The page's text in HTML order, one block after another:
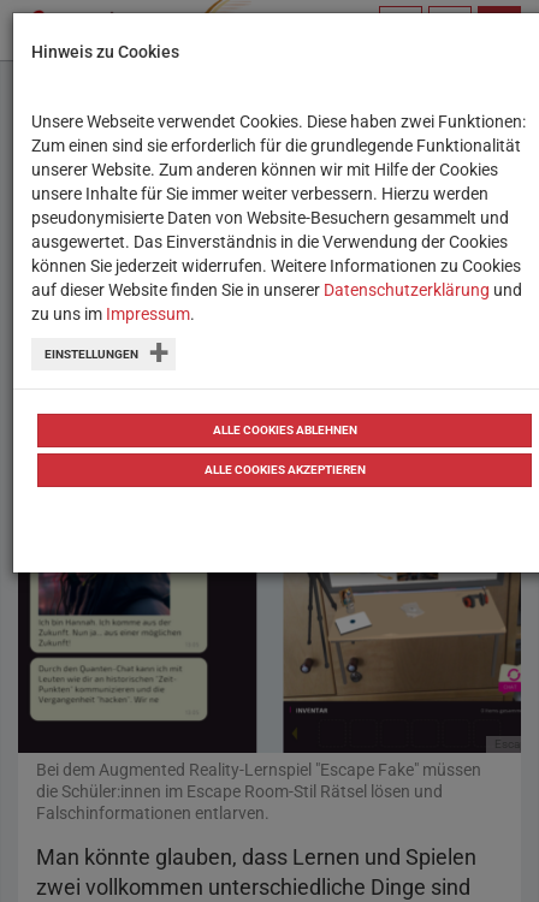
Lern-App des Monats:
Escape Fake
Eine spielerische Augmented Reality-
App, die Schüler:innen für Fake News
sensibilisiert.
Bei dem Augmented Reality-Lernspiel "Escape Fake" müssen
die Schüler:innen im Escape Room-Stil Rätsel lösen und
Falschinformationen entlarven.
Man könnte glauben, dass Lernen und Spielen
zwei vollkommen unterschiedliche Dinge sind
Hinweis zu Cookies
Unsere Webseite verwendet Cookies. Diese haben zwei Funktionen:
Zum einen sind sie erforderlich für die grundlegende Funktionalität
unserer Website. Zum anderen können wir mit Hilfe der Cookies
unsere Inhalte für Sie immer weiter verbessern. Hierzu werden
pseudonymisierte Daten von Website-Besuchern gesammelt und
ausgewertet. Das Einverständnis in die Verwendung der Cookies
können Sie jederzeit widerrufen. Weitere Informationen zu Cookies
auf dieser Website finden Sie in unserer Datenschutzerklärung und
zu uns im Impressum.
EINSTELLUNGEN
ALLE COOKIES ABLEHNEN
ALLE COOKIES AKZEPTIEREN